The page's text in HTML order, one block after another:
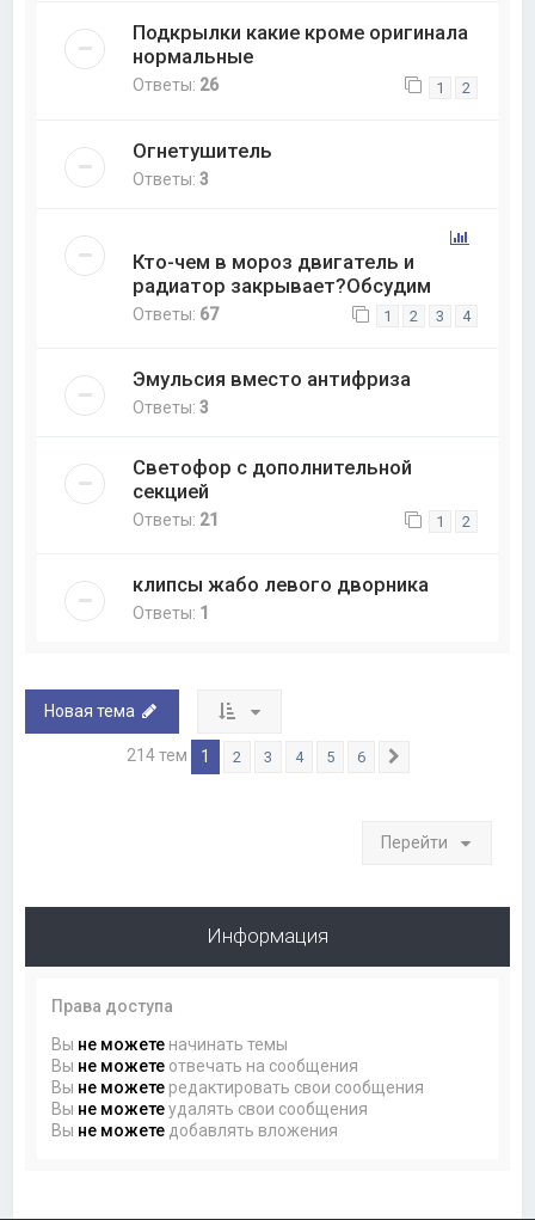
Подкрылки какие кроме оригинала
нормальные
Ответы: 26 1 2
Огнетушитель
Ответы:3
Кто-чем в мороз двигатель и
радиатор закрывает?Обсудим
Ответы: 67 1 2 3 4
Эмульсия вместо антифриза
Ответы:3
Светофор с дополнительной
секцией
Ответы: 21 1 2
клипсы жабо левого дворника
Ответы: 1
Новая тема
214 тем 1 2 3 4 5 6
Перейти
Информация
Права доступа
Вы не можете начинать темы
Вы не можете отвечать на сообщения
Вы не можете редактировать свои сообщения
Вы не можетеудалять свои сообщения
Вы не можете добавлять вложения